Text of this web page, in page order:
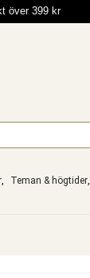
över 399 kr
, Teman & högtider,